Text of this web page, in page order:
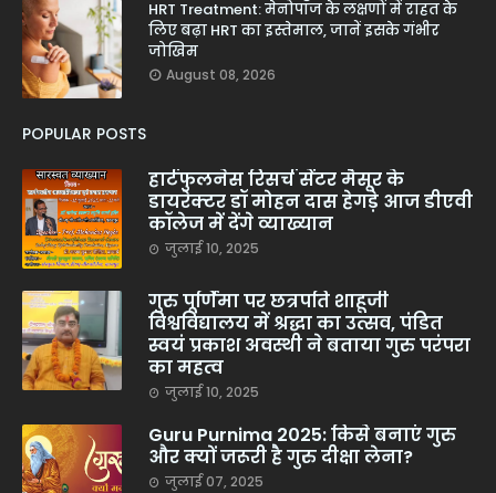
HRT Treatment: मेनोपॉज के लक्षणों में राहत के
लिए बढ़ा HRT का इस्तेमाल, जानें इसके गंभीर
जोखिम
August 08, 2026
POPULAR POSTS
हार्टफुलनेस रिसर्च सेंटर मैसूर के
डायरेक्टर डॉ मोहन दास हेगड़े आज डीएवी
कॉलेज में देंगे व्याख्यान
जुलाई 10, 2025
गुरु पूर्णिमा पर छत्रपति शाहूजी
विश्वविद्यालय में श्रद्धा का उत्सव, पंडित
स्वयं प्रकाश अवस्थी ने बताया गुरु परंपरा
का महत्व
जुलाई 10, 2025
Guru Purnima 2025: किसे बनाएं गुरु
और क्यों जरूरी है गुरु दीक्षा लेना?
जुलाई 07, 2025